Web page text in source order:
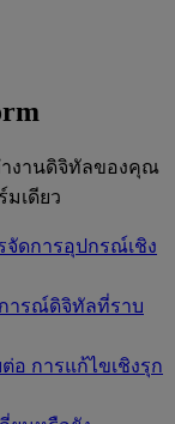
งานดิจิทัลของคุณ
เดียว
จัดการอุปกรณ์เชิง
ารณ์ดิจิทัลที่ราบ
อ การแก้ไขเชิงรุก